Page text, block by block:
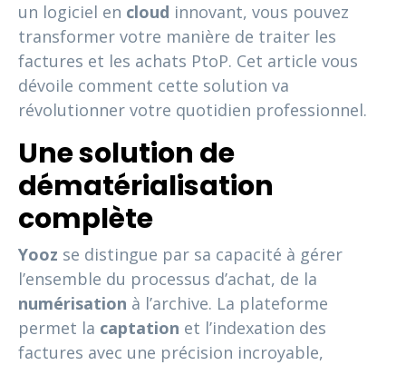
un logiciel en cloud innovant, vous pouvez
transformer votre manière de traiter les
factures et les achats PtoP. Cet article vous
dévoile comment cette solution va
révolutionner votre quotidien professionnel.
Une solution de
dématérialisation
complète
Yooz se distingue par sa capacité à gérer
l’ensemble du processus d’achat, de la
numérisation à l’archive. La plateforme
permet la captation et l’indexation des
factures avec une précision incroyable,